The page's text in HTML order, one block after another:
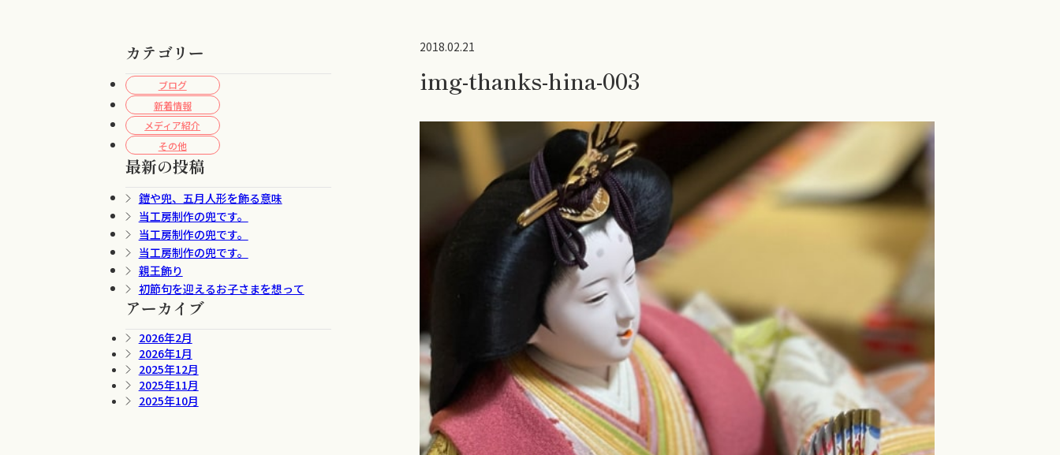
カテゴリー
ブログ
新着情報
メディア紹介
その他
最新の投稿
鎧や兜、五月人形を飾る意味
当工房制作の兜です。
当工房制作の兜です。
当工房制作の兜です。
親王飾り
初節句を迎えるお子さまを想って
アーカイブ
2026年2月
2026年1月
2025年12月
2025年11月
2025年10月
2018.02.21
img-thanks-hina-003